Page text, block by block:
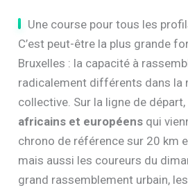
Une course pour tous les
C’est peut-être la plus grande
Bruxelles : la capacité à
radicalement différents dans la
collective. Sur la ligne de
africains et européens qui
chrono de référence sur 20 km
mais aussi les coureurs du
grand rassemblement urbain,